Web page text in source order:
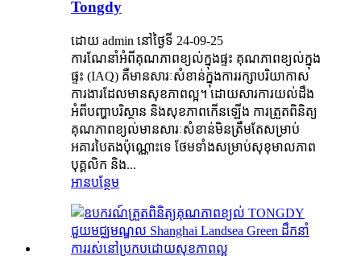
Tongdy
ដោយ admin នៅថ្ងៃទី 24-09-25
ការណែនាំអំពីគុណភាពខ្យល់ក្នុងផ្ទះ គុណភាពខ្យល់ក្នុង
ផ្ទះ (IAQ) គឺមានសារៈសំខាន់ក្នុងការរក្សាបរិយាកាស
ការងារដែលមានសុខភាពល្អ។ ដោយសារការយល់ដឹង
អំពីបញ្ហាបរិស្ថាន និងសុខភាពកើនឡើង ការត្រួតពិនិត្យ
គុណភាពខ្យល់មានសារៈសំខាន់មិនត្រឹមតែសម្រាប់
អគារបៃតងប៉ុណ្ណោះទេ ថែមទាំងសម្រាប់សុខុមាលភាព
បុគ្គលិក និង...
អានបន្ថែម